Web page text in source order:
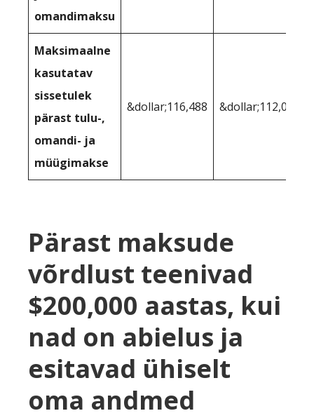
omandimaksu
Maksimaalne
kasutatav
sissetulek
pärast tulu-,
omandi- ja
müügimakse
&dollar;116,488 &dollar;112,007
Pärast maksude
võrdlust teenivad
$200,000 aastas, kui
nad on abielus ja
esitavad ühiselt
oma andmed